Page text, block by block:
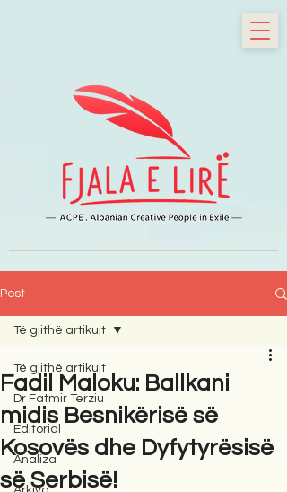
Post
Të gjithë artikujt
Dr Fatmir Terziu
Editorial
Analiza
Të gjithë artikujt
Fadil Maloku: Ballkani
midis Besnikërisë së
Kosovës dhe Dyfytyrësisë
së Serbisë!